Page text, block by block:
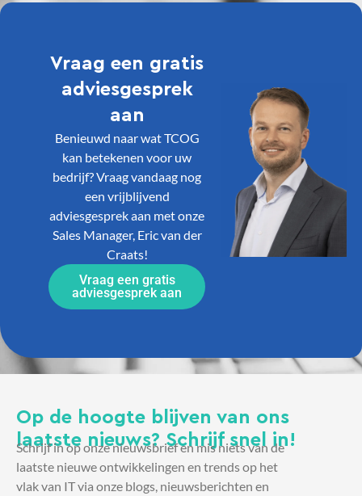
Vraag een gratis
adviesgesprek
aan
Benieuwd naar wat TCOG
kan betekenen voor uw
bedrijf? Vraag vandaag nog
een vrijblijvend
adviesgesprek aan met onze
Sales Manager, Eric van der
Craats!
Vraag een gratis
adviesgesprek aan
Op de hoogte blijven van ons
laatste nieuws? Schrijf snel in!
Schrijf in op onze nieuwsbrief en mis niets van de
laatste nieuwe ontwikkelingen en trends op het
vlak van IT via onze blogs, nieuwsberichten en